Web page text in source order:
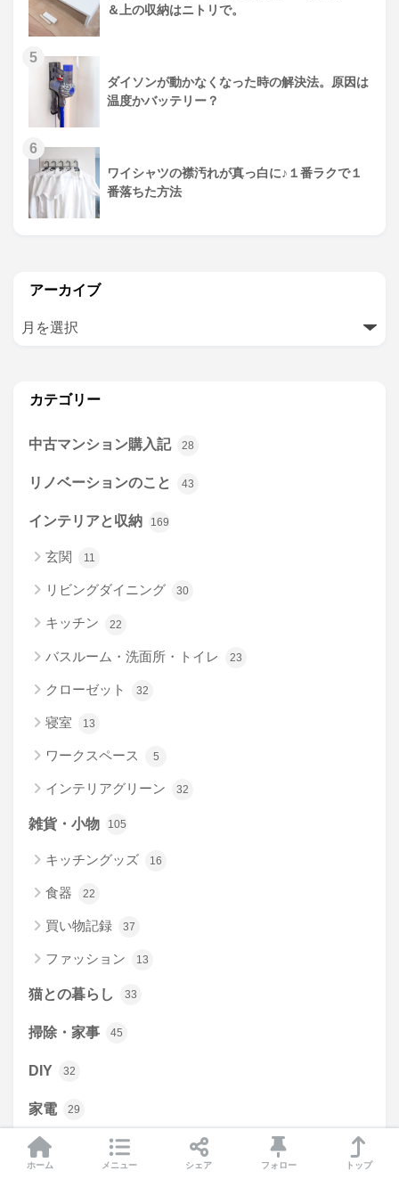
＆上の収納はニトリで。
5
ダイソンが動かなくなった時の解決法。原因は
温度かバッテリー？
6
ワイシャツの襟汚れが真っ白に♪１番ラクで１
番落ちた方法
アーカイブ
カテゴリー
中古マンション購入記 28
リノベーションのこと 43
インテリアと収納 169
玄関 11
リビングダイニング 30
キッチン 22
バスルーム・洗面所・トイレ 23
クローゼット 32
寝室 13
ワークスペース 5
インテリアグリーン 32
雑貨・小物 105
キッチングッズ 16
食器 22
買い物記録 37
ファッション 13
猫との暮らし 33
掃除・家事 45
DIY 32
家電 29
節約
ホーム メニュー シェア フォロー トップ